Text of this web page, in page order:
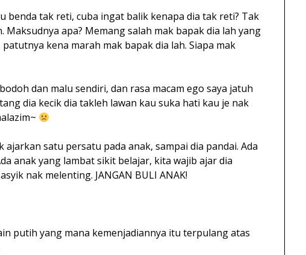
benda tak reti, cuba ingat balik kenapa dia tak reti? Tak
apa? Memang salah mak bapak dia lah yang
kena marah mak bapak dia lah. Siapa mak
dan malu sendiri, dan rasa macam ego saya jatuh
dia kecik dia takleh lawan kau suka hati kau je nak
satu persatu pada anak, sampai dia pandai. Ada
anak yang lambat sikit belajar, kita wajib ajar dia
nak melenting. JANGAN BULI ANAK!
putih yang mana kemenjadiannya itu terpulang atas